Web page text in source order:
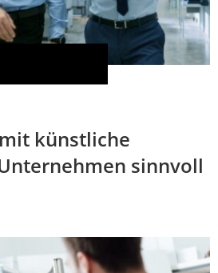
künstliche
sinnvoll